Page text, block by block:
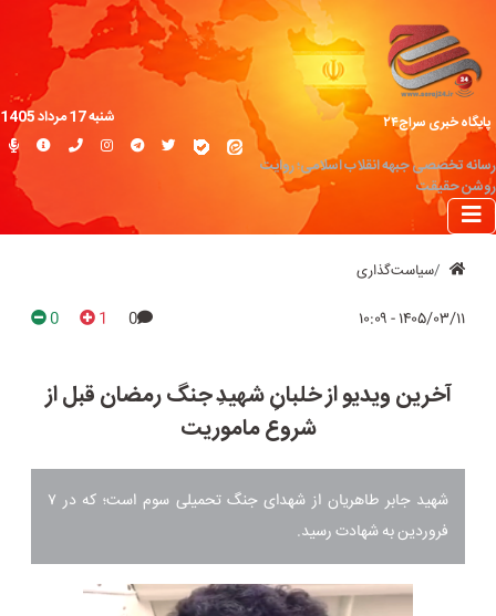
پایگاه خبری سراج۲۴
رسانه تخصصی جبهه انقلاب اسلامی؛ روایت
روشن حقیقت
شنبه 17 مرداد 1405
سیاست‌گذاری
۱۴۰۵/۰۳/۱۱ - ۱۰:۰۹ 0
1
0
آخرین ویدیو از خلبانِ شهیدِ جنگ رمضان قبل از
شروع ماموریت
شهید جابر طاهریان از شهدای جنگ تحمیلی سوم است؛ که در ۷
فروردین به شهادت رسید.